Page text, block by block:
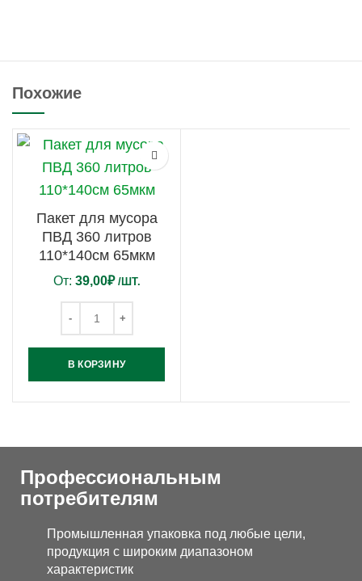
Похожие
Пакет для мусора
ПВД 360 литров
110*140см 65мкм
От: 39,00₽ /ШТ.
В КОРЗИНУ
Профессиональным
потребителям
Промышленная упаковка под любые цели,
продукция с широким диапазоном
характеристик